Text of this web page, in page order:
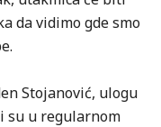
da vidimo gde smo
Stojanović, ulogu
su u regularnom